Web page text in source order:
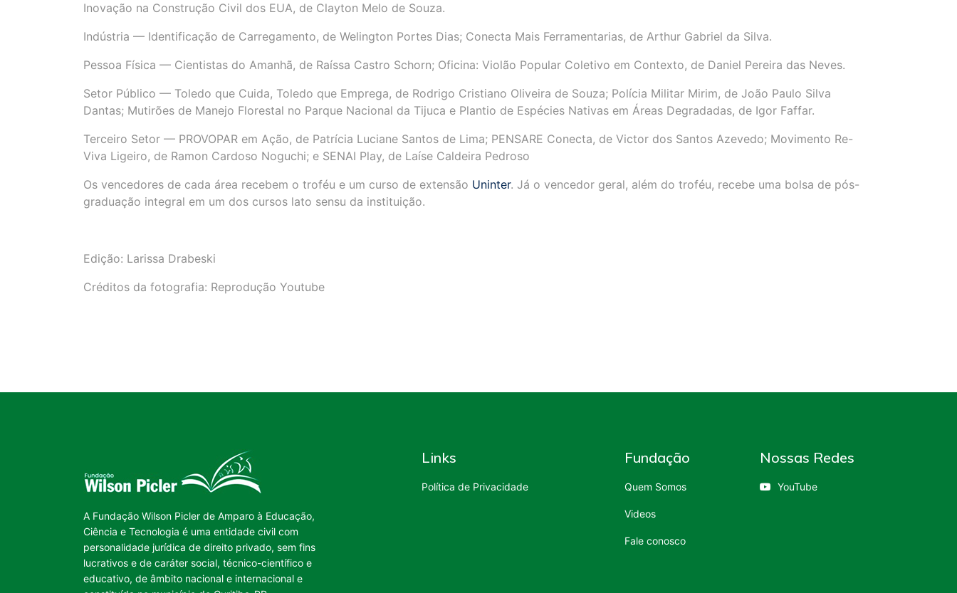
Inovação na Construção Civil dos EUA, de Clayton Melo de Souza.
Indústria — Identificação de Carregamento, de Welington Portes Dias; Conecta Mais Ferramentarias, de Arthur Gabriel da Silva.
Pessoa Física — Cientistas do Amanhã, de Raíssa Castro Schorn; Oficina: Violão Popular Coletivo em Contexto, de Daniel Pereira das Neves.
Setor Público — Toledo que Cuida, Toledo que Emprega, de Rodrigo Cristiano Oliveira de Souza; Polícia Militar Mirim, de João Paulo Silva
Dantas; Mutirões de Manejo Florestal no Parque Nacional da Tijuca e Plantio de Espécies Nativas em Áreas Degradadas, de Igor Faffar.
Terceiro Setor — PROVOPAR em Ação, de Patrícia Luciane Santos de Lima; PENSARE Conecta, de Victor dos Santos Azevedo; Movimento Re-
Viva Ligeiro, de Ramon Cardoso Noguchi; e SENAI Play, de Laíse Caldeira Pedroso
Os vencedores de cada área recebem o troféu e um curso de extensão Uninter. Já o vencedor geral, além do troféu, recebe uma bolsa de pós-
graduação integral em um dos cursos lato sensu da instituição.
Edição: Larissa Drabeski
Créditos da fotografia: Reprodução Youtube
A Fundação Wilson Picler de Amparo à Educação,
Ciência e Tecnologia é uma entidade civil com
personalidade jurídica de direito privado, sem fins
lucrativos e de caráter social, técnico-científico e
educativo, de âmbito nacional e internacional e
Links
Política de Privacidade
Fundação
Quem Somos
Videos
Fale conosco
Nossas Redes
YouTube